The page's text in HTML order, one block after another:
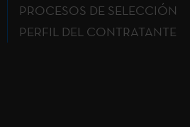
PROCESOS DE SELECCIÓN
PERFIL DEL CONTRATANTE